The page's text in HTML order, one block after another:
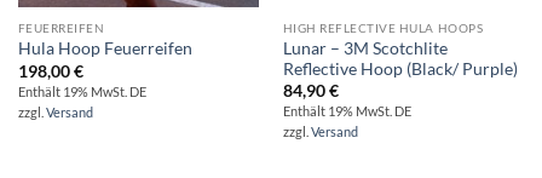
FEUERREIFEN
Hula Hoop Feuerreifen
198,00€
Enthält 19% MwSt. DE
zzgl. Versand
HIGH REFLECTIVE HULA HOOPS
Lunar – 3M Scotchlite
Reflective Hoop (Black/ Purple)
84,90€
Enthält 19% MwSt. DE
zzgl. Versand